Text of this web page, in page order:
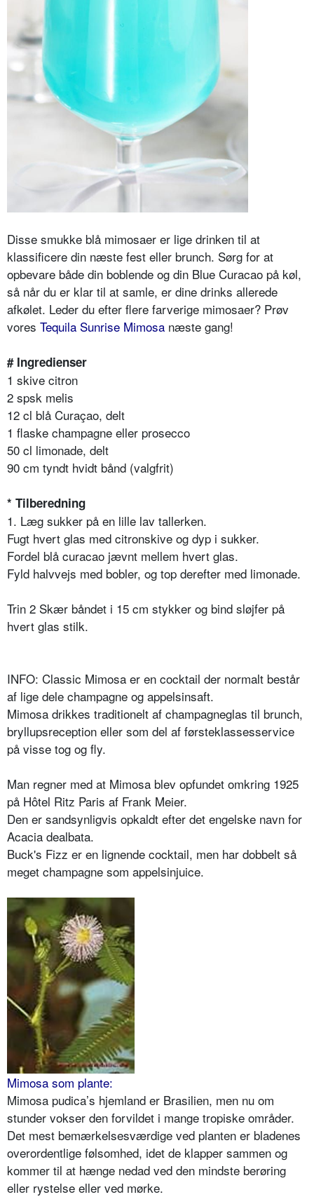
Disse smukke blå mimosaer er lige drinken til at
klassificere din næste fest eller brunch. Sørg for at
opbevare både din boblende og din Blue Curacao på køl,
så når du er klar til at samle, er dine drinks allerede
afkølet. Leder du efter flere farverige mimosaer? Prøv
vores Tequila Sunrise Mimosa næste gang!
# Ingredienser
1 skive citron
2 spsk melis
12 cl blå Curaçao, delt
1 flaske champagne eller prosecco
50 cl limonade, delt
90 cm tyndt hvidt bånd (valgfrit)
* Tilberedning
1. Læg sukker på en lille lav tallerken.
Fugt hvert glas med citronskive og dyp i sukker.
Fordel blå curacao jævnt mellem hvert glas.
Fyld halvvejs med bobler, og top derefter med limonade.
Trin 2 Skær båndet i 15 cm stykker og bind sløjfer på
hvert glas stilk.
INFO: Classic Mimosa er en cocktail der normalt består
af lige dele champagne og appelsinsaft.
Mimosa drikkes traditionelt af champagneglas til brunch,
bryllupsreception eller som del af førsteklassesservice
på visse tog og fly.
Man regner med at Mimosa blev opfundet omkring 1925
på Hôtel Ritz Paris af Frank Meier.
Den er sandsynligvis opkaldt efter det engelske navn for
Acacia dealbata.
Buck's Fizz er en lignende cocktail, men har dobbelt så
meget champagne som appelsinjuice.
Mimosa som plante:
Mimosa pudica’s hjemland er Brasilien, men nu om
stunder vokser den forvildet i mange tropiske områder.
Det mest bemærkelsesværdige ved planten er bladenes
overordentlige følsomhed, idet de klapper sammen og
kommer til at hænge nedad ved den mindste berøring
eller rystelse eller ved mørke.